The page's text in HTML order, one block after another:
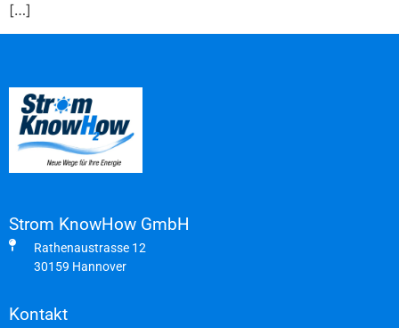
[…]
Strom KnowHow GmbH
Rathenaustrasse 12
30159 Hannover
Kontakt